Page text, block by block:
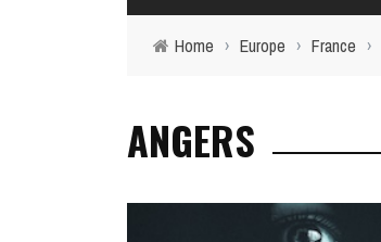
Home › Europe › France ›
ANGERS